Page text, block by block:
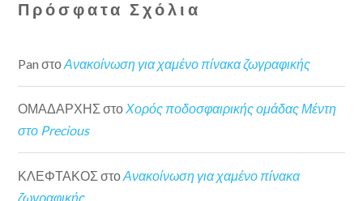
Πρόσφατα Σχόλια
Pan στοΑνακοίνωση για χαμένο πίνακα ζωγραφικής
ΟΜΑΔΑΡΧΗΣ στοΧορός ποδοσφαιρικής ομάδας Μέντη
στο Precious
ΚΛΕΦΤΑΚΟΣ στοΑνακοίνωση για χαμένο πίνακα
ζωγραφικής